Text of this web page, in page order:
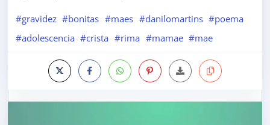
#gravidez #bonitas #maes #danilomartins #poema
#adolescencia #crista #rima #mamae #mae